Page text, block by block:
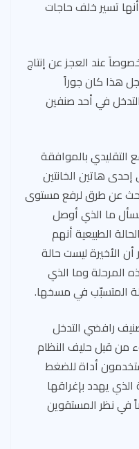
تسير خلف حاجات
عند العجز عن إنتاج
هذا كان جوراً
في أحد صنفين
التقليدي بالموافقة
هاتين الخانتين
عن طرق لرفع مستوى
ما الذي أوصل
الطبيعية أنهم
الأخيرة ليست حالة
المرحلة وما الذي
المتسبّب في مسخها.
رافضي التدخل
من قبل حليف النظام
أداة للضغط
يهدد بإغراقها
في نظر المستقوين